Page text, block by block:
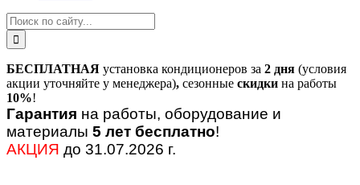
БЕСПЛАТНАЯ установка кондиционеров за 2 дня (условия
акции уточняйте у менеджера), сезонные скидки на работы
10%!
Гарантия на работы, оборудование и
материалы 5 лет бесплатно!
АКЦИЯ до 31.07.2026 г.